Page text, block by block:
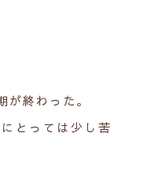
終わった。
とっては少し苦